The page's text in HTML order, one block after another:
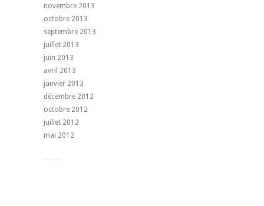
novembre 2013
octobre 2013
septembre 2013
juillet 2013
juin 2013
avril 2013
janvier 2013
décembre 2012
octobre 2012
juillet 2012
mai 2012